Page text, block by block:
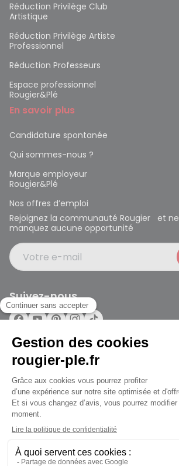
Ferme à 19:30
Réduction Privilège Club
Artistique
Réduction Privilège Artiste
Professionnel
Réduction Professeurs
Espace professionnel
Rougier&Plé
En savoir plus
Candidature spontanée
Qui sommes-nous ?
Marque employeur
Rougier&Plé
Nos offres d’emploi
Rejoignez la communauté Rougier et ne
manquez aucune opportunité
Votre e-mail
Suivez-nous
Rougier et Plé 2024 Copyright
Mentions légales
Conditions générales des ventes
Données personnelles